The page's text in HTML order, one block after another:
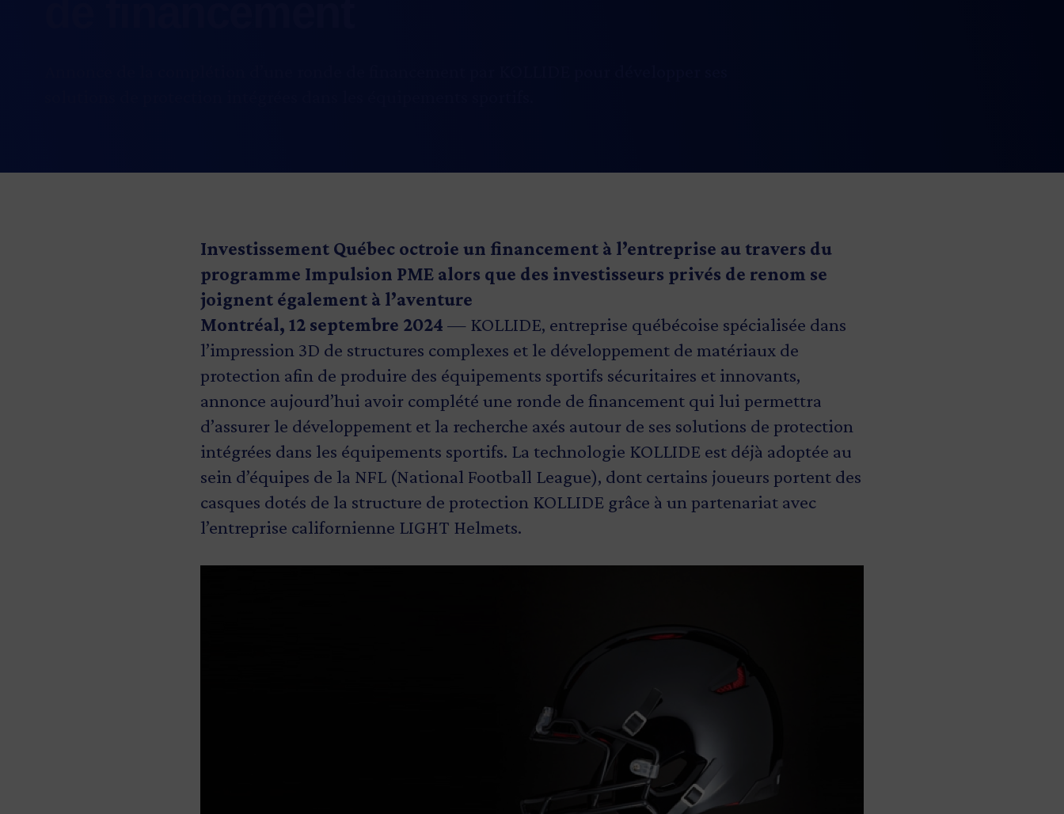
Investissement Québec octroie un financement à l’entreprise au travers du
programme Impulsion PME alors que des investisseurs privés de renom se
joignent également à l’aventure
Montréal, 12 septembre 2024 — KOLLIDE, entreprise québécoise spécialisée dans
l’impression 3D de structures complexes et le développement de matériaux de
protection afin de produire des équipements sportifs sécuritaires et innovants,
annonce aujourd’hui avoir complété une ronde de financement qui lui permettra
d’assurer le développement et la recherche axés autour de ses solutions de protection
intégrées dans les équipements sportifs. La technologie KOLLIDE est déjà adoptée au
sein d’équipes de la NFL (National Football League), dont certains joueurs portent des
casques dotés de la structure de protection KOLLIDE grâce à un partenariat avec
l’entreprise californienne LIGHT Helmets.